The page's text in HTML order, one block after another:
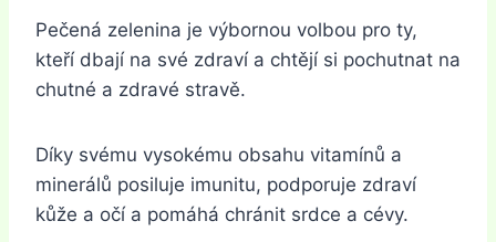
Pečená zelenina je výbornou volbou pro ty,
kteří dbají na své zdraví a chtějí si pochutnat na
chutné a zdravé stravě.
Díky svému vysokému obsahu vitamínů a
minerálů posiluje imunitu, podporuje zdraví
kůže a očí a pomáhá chránit srdce a cévy.